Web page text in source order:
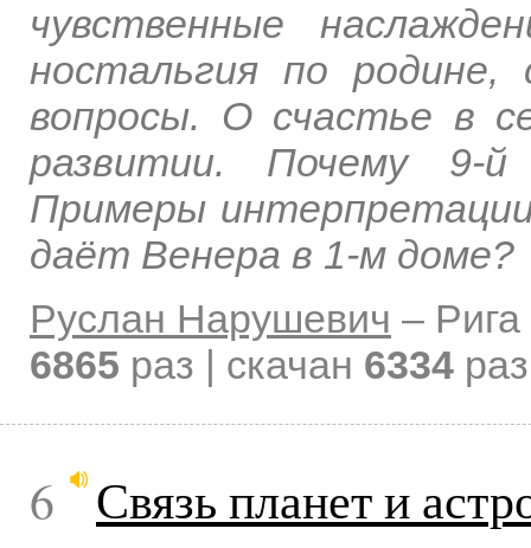
чувственные
ностальгия по
вопросы. О счастье в
развитии. Почему 9-
Примеры
даёт Венера в 1-м доме?
Руслан Нарушевич –
6865 раз | скачан 6334
6 Связь планет и